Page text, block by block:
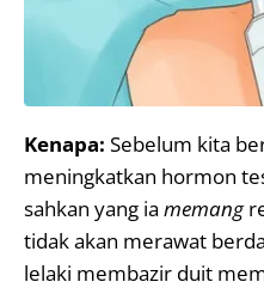
Kenapa: Sebelum kita
meningkatkan hormon
sahkan yang ia memang
tidak akan merawat
lelaki membazir duit